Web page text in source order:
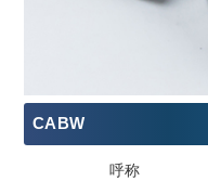
CABW
呼称